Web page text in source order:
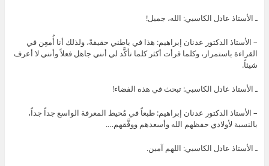
ـ الأستاذ عادل الكاسبي: الله، جميل!
– الأستاذ الدكتور عدنان إبراهيم: هذا في باطني حقيقةً، ولذلك أنا أُمعِن في
القراءة باستمرار، وكلما قرأت أكثر كلما تأكَّد لي أنني جاهل فعلاً وأنني لا أعرف
شيئاً.
ـ الأستاذ عادل الكاسبي: تبحث في هذه الفضاء!
– الأستاذ الدكتور عدنان إبراهيم: طبعاً في مُحيط المعرفة الواسع جداً جداً،
بالنسبة لأولادي حفظهم الله وأسعدهم ووفَّقهم….
ـ الأستاذ عادل الكاسبي: اللهم آمين.